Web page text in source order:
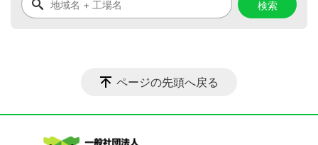
ページの先頭へ戻る